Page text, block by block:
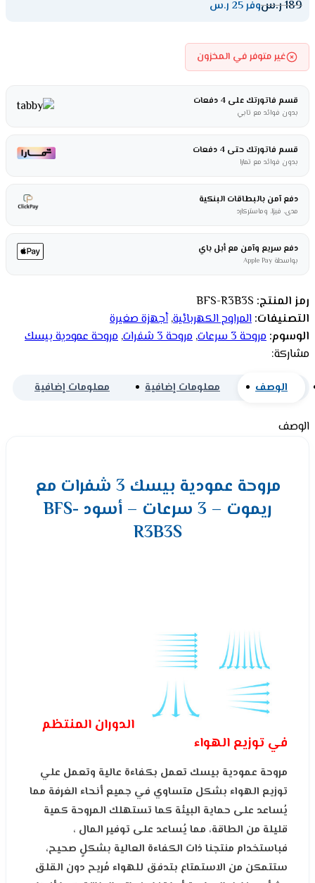
189ر.سوفر 25 ر.س
غير متوفر في المخزون
قسم فاتورتك على 4 دفعات
بدون فوائد مع تابي
قسم فاتورتك حتى 4 دفعات
بدون فوائد مع تمارا
دفع آمن بالبطاقات البنكية
مدى، فيزا، وماستركارد
دفع سريع وآمن مع أبل باي
بواسطة Apple Pay
رمز المنتج: BFS-R3B3S
التصنيفات: المراوح الكهربائية, أجهزة صغيرة
الوسوم: مروحة 3 سرعات , مروحة 3 شفرات , مروحة عمودية بيسك
مشاركة:
الوصف معلومات إضافية معلومات إضافية
الوصف
مروحة عمودية بيسك 3 شفرات مع
ريموت – 3 سرعات – أسود BFS-
R3B3S
الدوران المنتظم
في توزيع الهواء
مروحة عمودية بيسك تعمل بكفاءة عالية وتعمل علي
توزيع الهواء بشكل متساوي في جميع أنحاء الغرفة مما
يُساعد على حماية البيئة كما تستهلك المروحة كمية
قليلة من الطاقة، مما يُساعد على توفير المال ،
فباستخدام منتجنا ذات الكفاءة العالية بشكلٍ صحيح،
ستتمكن من الاستمتاع بتدفق للهواء مُريح دون القلق